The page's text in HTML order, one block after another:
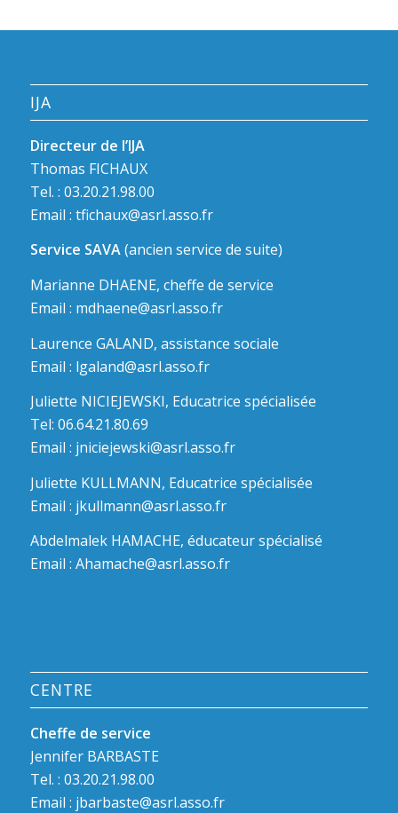
IJA
Directeur de l’IJA
Thomas FICHAUX
Tel. : 03.20.21.98.00
Email : tfichaux@asrl.asso.fr
Service SAVA(ancien service de suite)
Marianne DHAENE, cheffe de service
Email : mdhaene@asrl.asso.fr
Laurence GALAND, assistance sociale
Email : lgaland@asrl.asso.fr
Juliette NICIEJEWSKI, Educatrice spécialisée
Tel: 06.64.21.80.69
Email : jniciejewski@asrl.asso.fr
Juliette KULLMANN, Educatrice spécialisée
Email : jkullmann@asrl.asso.fr
Abdelmalek HAMACHE, éducateur spécialisé
Email : Ahamache@asrl.asso.fr
CENTRE
Cheffe de service
Jennifer BARBASTE
Tel. : 03.20.21.98.00
Email : jbarbaste@asrl.asso.fr